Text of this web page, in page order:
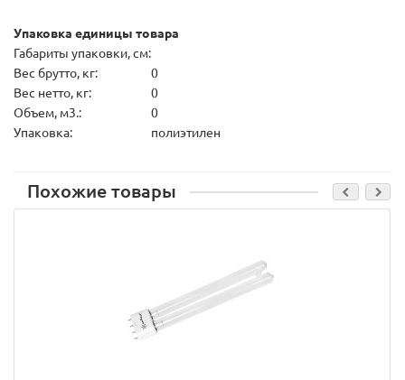
Упаковка единицы товара
Габариты упаковки, см:
Вес брутто, кг:
0
Вес нетто, кг:
0
Объем, м3.:
0
Упаковка:
полиэтилен
Похожие товары